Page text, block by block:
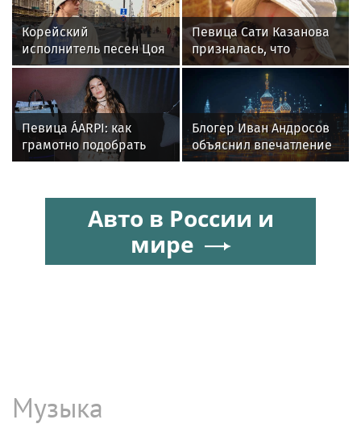
Корейский
исполнитель песен Цоя
Сон Вон Соп захотел
пожить в Нижнем
Новгороде
Певица Сати Казанова
призналась, что
назвала дочь в честь
индуистской богини
Певица ÁARPI: как
грамотно подобрать
гардероб для
Блогер Иван Андросов
объяснил впечатление
от образа Аллы
Авто в России и
мире
Музыка